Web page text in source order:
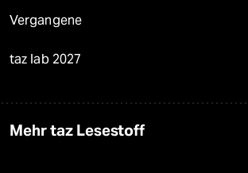
Vergangene
taz lab 2027
Mehr taz Lesestoff